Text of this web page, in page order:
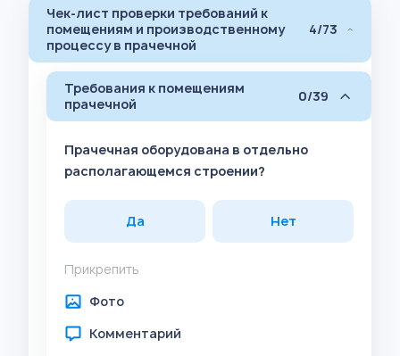
Чек-лист проверки требований к
помещениям и производственному
процессу в прачечной
4/73
Требования к помещениям
прачечной
0/39
Прачечная оборудована в отдельно
располагающемся строении?
Да Нет
Прикрепить
Фото
Комментарий